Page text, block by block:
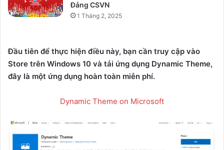
Đảng CSVN
1 Tháng 2, 2025
Đầu tiên để thực hiện điều này, bạn cần truy cập vào
Store trên Windows 10 và tải ứng dụng Dynamic Theme,
đây là một ứng dụng hoàn toàn miễn phí.
Dynamic Theme on Microsoft